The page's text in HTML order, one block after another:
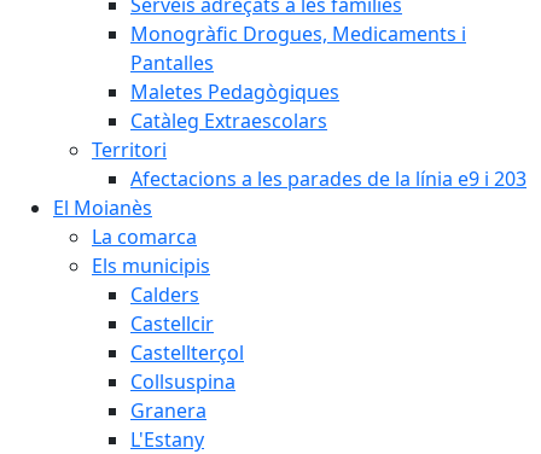
Monogràfic Drogues, Medicaments i
Pantalles
Maletes Pedagògiques
Catàleg Extraescolars
Territori
Afectacions a les parades de la línia e9 i 203
El Moianès
La comarca
Els municipis
Calders
Castellcir
Castellterçol
Collsuspina
Granera
L'Estany